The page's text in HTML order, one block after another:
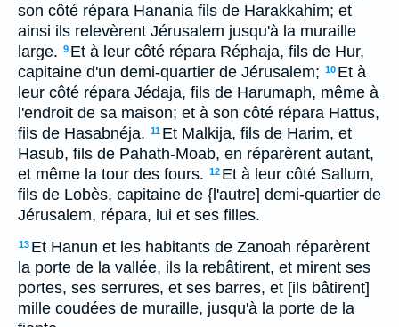
son côté répara Hanania fils de Harakkahim; et
ainsi ils relevèrent Jérusalem jusqu'à la muraille
large. 9 Et à leur côté répara Réphaja, fils de Hur,
capitaine d'un demi-quartier de Jérusalem; 10 Et à
leur côté répara Jédaja, fils de Harumaph, même à
l'endroit de sa maison; et à son côté répara Hattus,
fils de Hasabnéja. 11 Et Malkija, fils de Harim, et
Hasub, fils de Pahath-Moab, en réparèrent autant,
et même la tour des fours. 12 Et à leur côté Sallum,
fils de Lobès, capitaine de {l'autre] demi-quartier de
Jérusalem, répara, lui et ses filles.
13 Et Hanun et les habitants de Zanoah réparèrent
la porte de la vallée, ils la rebâtirent, et mirent ses
portes, ses serrures, et ses barres, et [ils bâtirent]
mille coudées de muraille, jusqu'à la porte de la